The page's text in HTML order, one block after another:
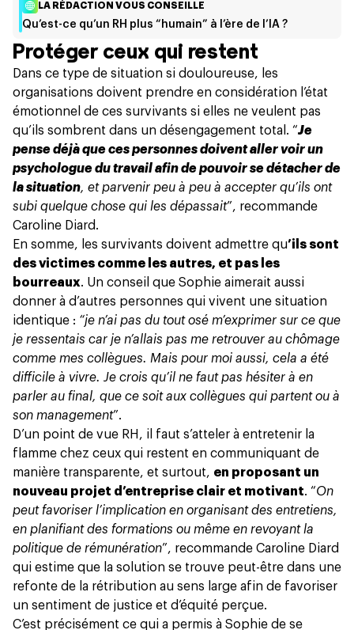
LA RÉDACTION VOUS CONSEILLE
Qu’est-ce qu’un RH plus “humain” à l’ère de l’IA ?
Protéger ceux qui restent
Dans ce type de situation si douloureuse, les
organisations doivent prendre en considération l’état
émotionnel de ces survivants si elles ne veulent pas
qu’ils sombrent dans un désengagement total. “Je
pense déjà que ces personnes doivent aller voir un
psychologue du travail afin de pouvoir se détacher de
la situation, et parvenir peu à peu à accepter qu’ils ont
subi quelque chose qui les dépassait”, recommande
Caroline Diard.
En somme, les survivants doivent admettre qu’ils sont
des victimes comme les autres, et pas les
bourreaux. Un conseil que Sophie aimerait aussi
donner à d’autres personnes qui vivent une situation
identique : “je n’ai pas du tout osé m’exprimer sur ce que
je ressentais car je n’allais pas me retrouver au chômage
comme mes collègues. Mais pour moi aussi, cela a été
difficile à vivre. Je crois qu’il ne faut pas hésiter à en
parler au final, que ce soit aux collègues qui partent ou à
son management”.
D’un point de vue RH, il faut s’atteler à entretenir la
flamme chez ceux qui restent en communiquant de
manière transparente, et surtout, en proposant un
nouveau projet d’entreprise clair et motivant. “On
peut favoriser l’implication en organisant des entretiens,
en planifiant des formations ou même en revoyant la
politique de rémunération”, recommande Caroline Diard
qui estime que la solution se trouve peut-être dans une
refonte de la rétribution au sens large afin de favoriser
un sentiment de justice et d’équité perçue.
C’est précisément ce qui a permis à Sophie de se